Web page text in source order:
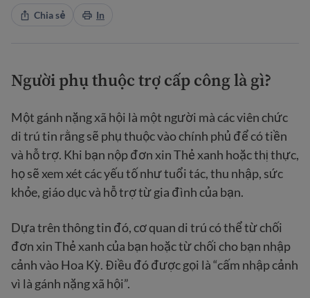
Chia sẻ In
Người phụ thuộc trợ cấp công là gì?
Một gánh nặng xã hội là một người mà các viên chức
di trú tin rằng sẽ phụ thuộc vào chính phủ để có tiền
và hỗ trợ. Khi bạn nộp đơn xin Thẻ xanh hoặc thị thực,
họ sẽ xem xét các yếu tố như tuổi tác, thu nhập, sức
khỏe, giáo dục và hỗ trợ từ gia đình của bạn.
Dựa trên thông tin đó, cơ quan di trú có thể từ chối
đơn xin Thẻ xanh của bạn hoặc từ chối cho bạn nhập
cảnh vào Hoa Kỳ. Điều đó được gọi là “cấm nhập cảnh
vì là gánh nặng xã hội”.